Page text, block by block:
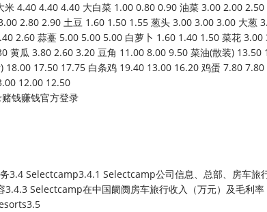
4.40 4.40 4.40 大白菜 1.00 0.80 0.90 油菜 3.00 2.00
2.80 2.90 土豆 1.60 1.50 1.55 葱头 3.00 3.00 3.00 大葱
2.60 蒜薹 5.00 5.00 5.00 白萝卜 1.60 1.40 1.50 菜花
黄瓜 3.80 2.60 3.20 豆角 11.00 8.00 9.50 菜油(散装) 13.50
18.00 17.50 17.75 白条鸡 19.40 13.00 16.20 鸡蛋 7.80
12.00 12.50
钱赚钱官方登录
3.4 Selectcamp3.4.1 Selectcamp公司信息、总部、房车旅
Selectcamp在中国阛阓房车旅行收入（万元）及毛利